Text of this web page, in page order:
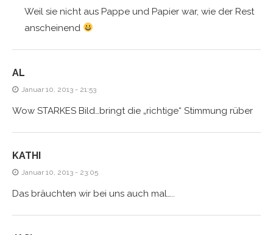
Weil sie nicht aus Pappe und Papier war, wie der Rest
anscheinend
AL
Januar 10, 2013 - 21:53
Wow STARKES Bild…bringt die „richtige“ Stimmung rüber
KATHI
Januar 10, 2013 - 23:05
Das bräuchten wir bei uns auch mal…..